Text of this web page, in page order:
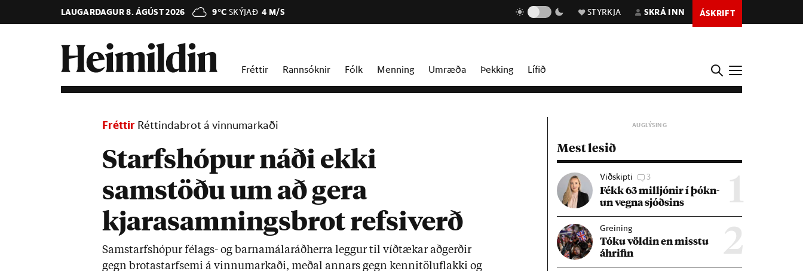
LAUGARDAGUR 8. ÁGÚST 2026 9°C SKÝJAÐ 4 M/S STYRKJA SKRÁ INN ÁSKRIFT
Fréttir Rannsóknir Fólk Menning Umræða Þekking Lífið
Fréttir Réttindabrot á vinnumarkaði
Starfshópur náði ekki
samstöðu um að gera
kjarasamningsbrot refsiverð
Sam­starfs­hóp­ur fé­lags- og barna­mála­ráð­herra legg­ur til víð­tæk­ar að­gerð­ir
gegn brot­a­starf­semi á vinnu­mark­aði, með­al ann­ars gegn kenni­töluflakki og
Mest lesið
1
Viðskipti 3
Fékk 63 millj­ón­ir í þókn­
un vegna sjóðs­ins
2
Greining
Tóku völd­in en misstu
áhrif­in